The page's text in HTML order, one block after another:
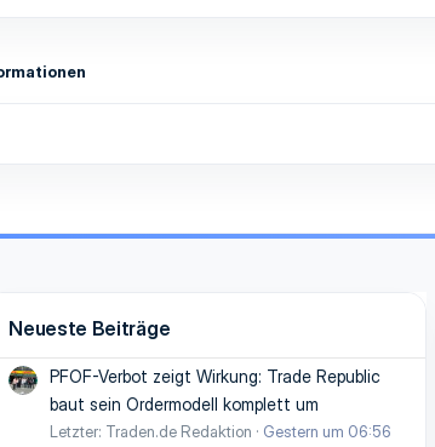
Neueste Beiträge
PFOF-Verbot zeigt Wirkung: Trade Republic
baut sein Ordermodell komplett um
Letzter: Traden.de Redaktion
Gestern um 06:56